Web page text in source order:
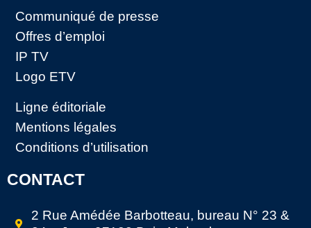
Communiqué de presse
Offres d’emploi
IP TV
Logo ETV
Ligne éditoriale
Mentions légales
Conditions d’utilisation
CONTACT
2 Rue Amédée Barbotteau, bureau N° 23 &